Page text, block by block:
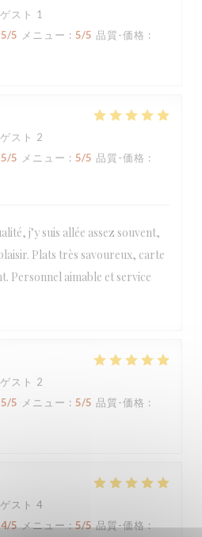
スト 1
5/5 メニュー : 5/5 品質-価格 :
スト 2
5/5 メニュー : 5/5 品質-価格 :
j’y suis allée assez souvent,
Plats très savoureux, carte
Personnel aimable et service
スト 2
5/5 メニュー : 5/5 品質-価格 :
スト 4
4/5 メニュー: 5/5 品質-価格:
by Jem's